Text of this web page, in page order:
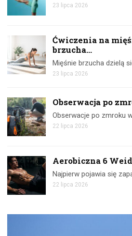
23 lipca 2026
Ćwiczenia na
brzucha...
Mięśnie brzucha dzielą
23 lipca 2026
Obserwacja po
Obserwacje po zmroku
22 lipca 2026
Aerobiczna 6
Najpierw pojawia się
22 lipca 2026